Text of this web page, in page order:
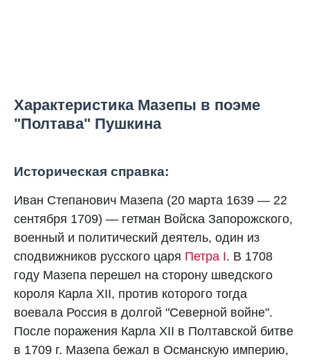
Характеристика Мазепы в поэме
"Полтава" Пушкина
Историческая справка:
Иван Степанович Мазепа (20 марта 1639 — 22
сентября 1709) — гетман Войска Запорожского,
военный и политический деятель, один из
сподвижников русского царя Петра I. В 1708
году Мазепа перешел на сторону шведского
короля Карла XII, против которого тогда
воевала Россия в долгой "Северной войне".
После поражения Карла XII в Полтавской битве
в 1709 г. Мазепа бежал в Османскую империю,